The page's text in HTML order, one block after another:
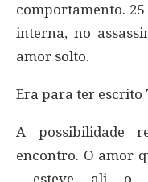
comportamento.
interna, no
amor solto.
Era para ter escrito
A possibilidade
encontro. O amor
esteve ali o